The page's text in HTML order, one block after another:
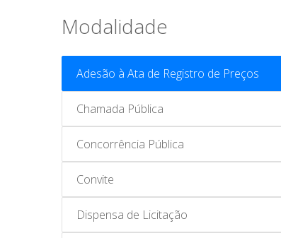
Modalidade
Adesão à Ata de Registro de Preços
Chamada Pública
Concorrência Pública
Convite
Dispensa de Licitação